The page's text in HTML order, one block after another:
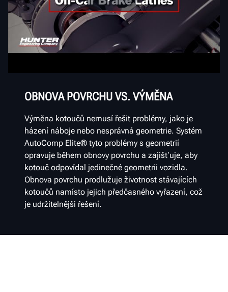
OBNOVA POVRCHU VS. VÝMĚNA
Výměna kotoučů nemusí řešit problémy, jako je
házení náboje nebo nesprávná geometrie. Systém
AutoComp Elite® tyto problémy s geometrií
opravuje během obnovy povrchu a zajišťuje, aby
kotouč odpovídal jedinečné geometrii vozidla.
Obnova povrchu prodlužuje životnost stávajících
kotoučů namísto jejich předčasného vyřazení, což
je udržitelnější řešení.